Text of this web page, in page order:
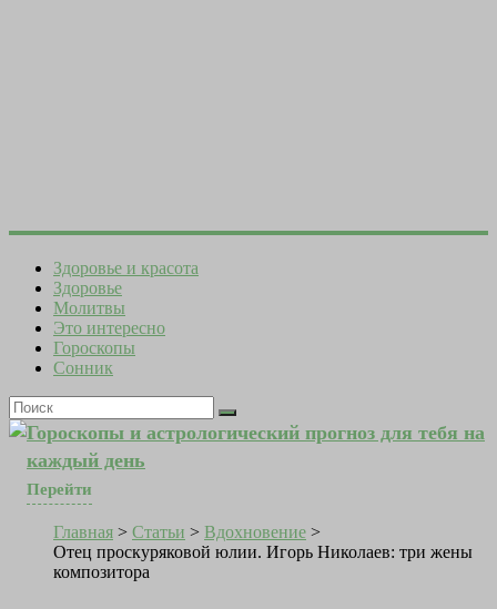
Здоровье и красота
Здоровье
Молитвы
Это интересно
Гороскопы
Сонник
Гороскопы и астрологический прогноз для тебя на
каждый день
Перейти
Главная > Статьи > Вдохновение >
Отец проскуряковой юлии. Игорь Николаев: три жены
композитора